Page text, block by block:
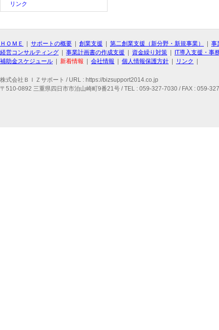
リンク
ＨＯＭＥ サポートの概要 創業支援 第二創業支援（新分野・新規事業）
事
経営コンサルティング
事業計画書の作成支援 資金繰り対策
IT導入支援・事
補助金スケジュール
新着情報 会社情報 個人情報保護方針 リンク
株式会社ＢＩＺサポート / URL : https://bizsupport2014.co.jp
〒510-0892 三重県四日市市泊山崎町9番21号 / TEL : 059-327-7030 / FAX : 059-